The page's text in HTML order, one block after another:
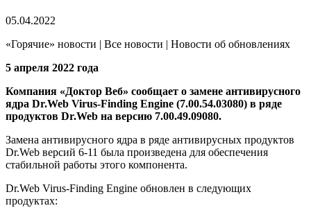
05.04.2022
«Горячие» новости | Все новости | Новости об обновлениях
5 апреля 2022 года
Компания «Доктор Веб» сообщает о замене антивирусного
ядра Dr.Web Virus-Finding Engine (7.00.54.03080) в ряде
продуктов Dr.Web на версию 7.00.49.09080.
Замена антивирусного ядра в ряде антивирусных продуктов
Dr.Web версий 6-11 была произведена для обеспечения
стабильной работы этого компонента.
Dr.Web Virus-Finding Engine обновлен в следующих
продуктах: